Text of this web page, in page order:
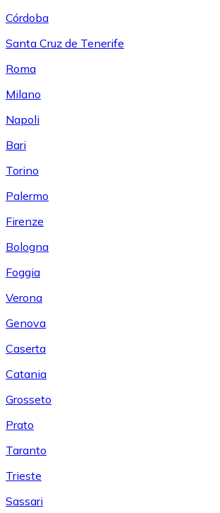
Córdoba
Santa Cruz de Tenerife
Roma
Milano
Napoli
Bari
Torino
Palermo
Firenze
Bologna
Foggia
Verona
Genova
Caserta
Catania
Grosseto
Prato
Taranto
Trieste
Sassari